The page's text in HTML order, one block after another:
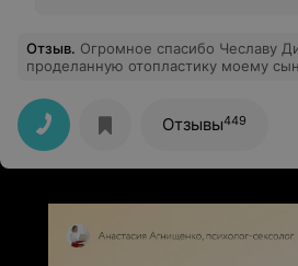
Отзыв. Огромное спасибо Чеславу
проделанную отопластику моему
,грамотность и умение в общении с
немаловажно для пациента
Отзывы449